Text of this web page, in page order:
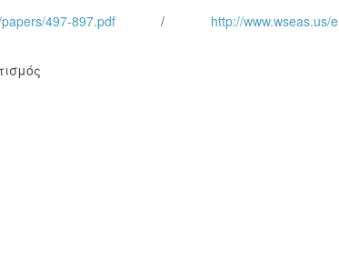
497-897.pdf / http://www.wseas.us/